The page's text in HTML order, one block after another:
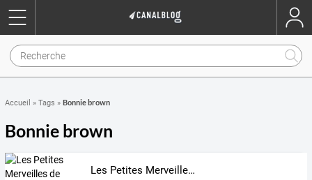
Accueil » Tags » Bonnie brown
Bonnie brown
Les Petites Merveilles de Lulu